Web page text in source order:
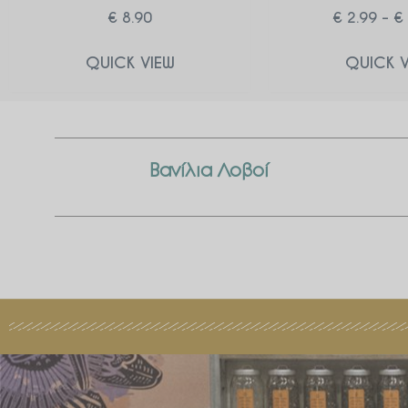
€ 8.90
QUICK VIEW
€2.99 – €
QUICK
Βανίλια Λοβοί